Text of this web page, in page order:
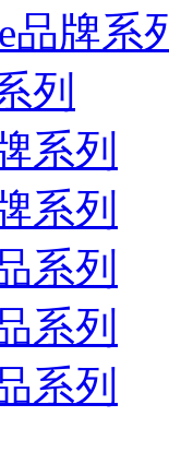
品牌系
列
系列
系列
系列
系列
系列